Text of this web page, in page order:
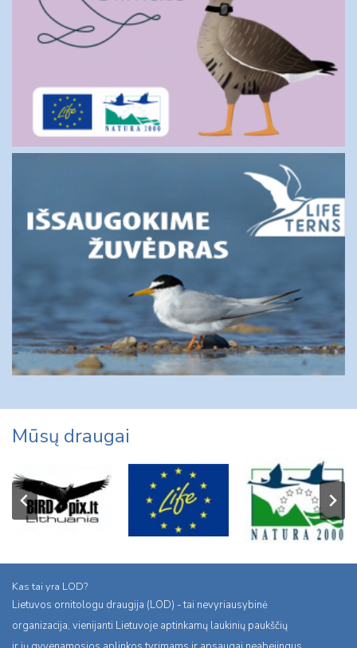
Mūsų draugai
Kas tai yra LOD?
Lietuvos ornitologu draugija (LOD) - tai nevyriausybinė
organizacija, vienijanti Lietuvoje aptinkamų laukinių paukščių